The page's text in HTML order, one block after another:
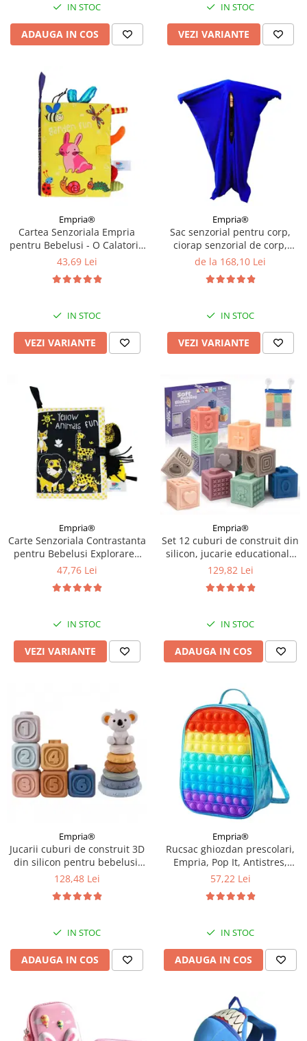
IN STOC
ADAUGA IN COS
IN STOC
VEZI VARIANTE
Empria®
Cartea Senzoriala Empria
pentru Bebelusi - O Calatorie
Colorata in Lumea
modele
43,69 Lei
IN STOC
VEZI VARIANTE
Empria®
Sac senzorial pentru corp,
ciorap senzorial de corp,
Albastru, Diverse marimi
de la 168,10 Lei
IN STOC
VEZI VARIANTE
Empria®
Carte Senzoriala Contrastanta
pentru Bebelusi Explorarea
Contrastelor, 18.5 x 15 x 3 cm,
47,76 Lei
IN STOC
VEZI VARIANTE
Empria®
Set 12 cuburi de construit din
silicon, jucarie educationala
colorata, Empria, Cifre si
129,82 Lei
IN STOC
ADAUGA IN COS
Empria®
Jucarii cuburi de construit 3D
din silicon pentru bebelusi,
13 cuburi si discuri
128,48 Lei
IN STOC
ADAUGA IN COS
Empria®
Rucsac ghiozdan prescolari,
Empria, Pop It, Antistres,
Rainbow
57,22 Lei
IN STOC
ADAUGA IN COS